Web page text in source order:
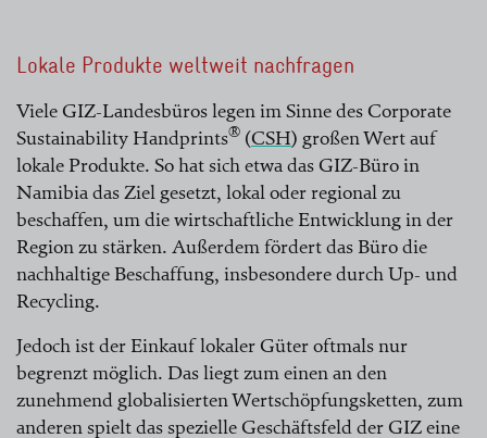
Abteilung über ein eigenes Fachteam zu nachhaltiger
Beschaffung. Mit Unterstützung des Sustainability
Office treibt es Maßnahmen zu nachhaltiger
Beschaffung voran und spielt eine zentrale Rolle bei
der Sensibilisierung der Kolleg*innen für das Thema.
Das Fachteam hat 2020 weitere interne Prozesse
angestoßen, um Nachhaltigkeit bei der Beschaffung
zu stärken. Alle Ansätze dazu basieren auf dem ersten
internationalen Standard für nachhaltige Beschaffung,
der ISO 20400:2017. Mit Unterstützung des
Sustainability Office initiierte das Fachteam etwa
einen partizipativen Prozess, um eine
unternehmensweite Policy zu dem Thema zu
entwickeln. Ziel ist es, die Beschaffung nach den
Lokale Produkte weltweit nachfragen
Viele GIZ-Landesbüros legen im Sinne des Corporate
Sustainability Handprints® (CSH
lesen Sie mehr
) großen Wert auf
lokale Produkte. So hat sich etwa das GIZ-Büro in
Namibia das Ziel gesetzt, lokal oder regional zu
beschaffen, um die wirtschaftliche Entwicklung in der
Region zu stärken. Außerdem fördert das Büro die
nachhaltige Beschaffung, insbesondere durch Up- und
Recycling.
Jedoch ist der Einkauf lokaler Güter oftmals nur
begrenzt möglich. Das liegt zum einen an den
zunehmend globalisierten Wertschöpfungsketten, zum
anderen spielt das spezielle Geschäftsfeld der GIZ eine